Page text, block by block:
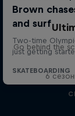
Go behind the
6